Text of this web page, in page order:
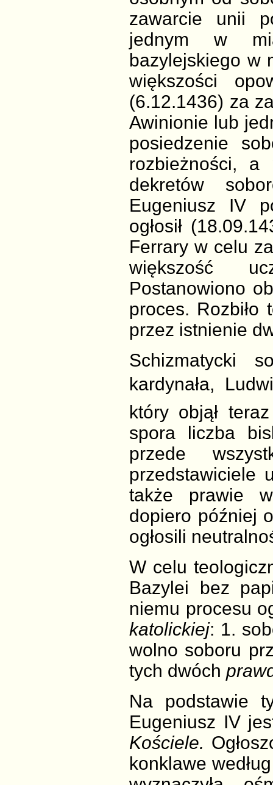
zawarcie unii
jednym w
bazylejskiego w
większości
(6.12.1436) za
Awinionie lub
posiedzenie
rozbieżności, a
dekretów
Eugeniusz IV
ogłosił
Ferrary w celu
większość
Postanowiono
proces. Rozbiło
przez istnienie
Schizmatycki
kardynała,
który objął
spora liczba
przede
przedstawiciele
także prawie
dopiero później
ogłosili
W celu
Bazylei bez
niemu procesu
katolickiej: 1.
wolno soboru
tych dwóch
Na podstawie
Eugeniusz IV
Kościele.
konklawe